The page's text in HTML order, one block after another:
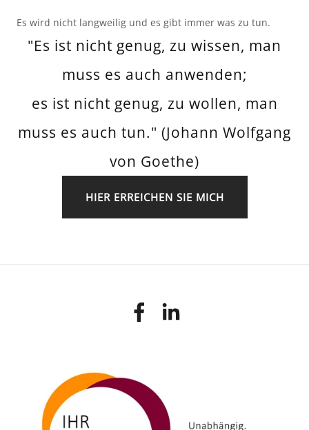
Es wird nicht langweilig und es gibt immer was zu tun.
"Es ist nicht genug, zu wissen, man
muss es auch anwenden;
es ist nicht genug, zu wollen, man
muss es auch tun." (Johann Wolfgang
von Goethe)
HIER ERREICHEN SIE MICH